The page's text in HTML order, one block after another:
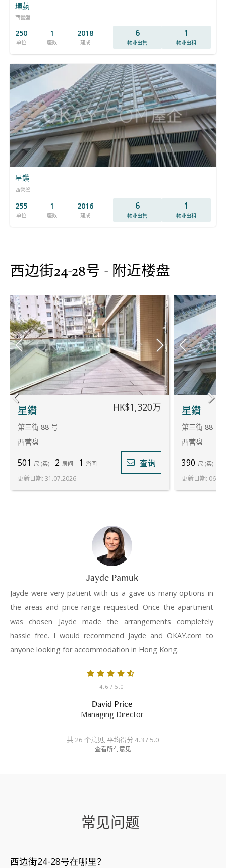
瑧蓺
西營盤
250
单位
1
座数
2018
建成
6
物业出售
1
物业出租
星鑽
西營盤
255
单位
1
座数
2016
建成
6
物业出售
1
物业出租
西边街24-28号 - 附近楼盘
星鑽
第三街 88 号
西营盘
HK$1,320万
501 尺 (实) 2 房间 1 浴间 查询
更新日期: 31.07.2026
星鑽
第三街 88 号
西营盘
390 尺 (实)
更新日期:
Jayde Pamuk
Jayde were very patient with us a gave us many options in
the areas and price range requested. Once the apartment
was chosen Jayde made the arrangements completely
hassle free. I would recommend Jayde and OKAY.com to
anyone looking for accommodation in Hong Kong.
4.6 / 5.0
David Price
Managing Director
共 26 个意见, 平均得分 4.3 / 5.0
查看所有意见
常见问题
西边街24-28号在哪里？